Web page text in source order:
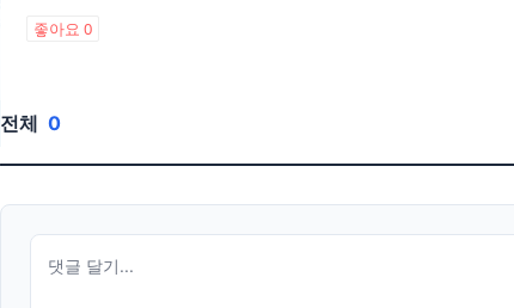
좋아요 0
전체 0